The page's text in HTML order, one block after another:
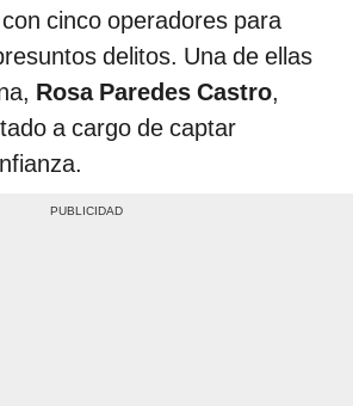
cinco operadores para
delitos. Una de ellas
Rosa Paredes Castro,
a cargo de captar